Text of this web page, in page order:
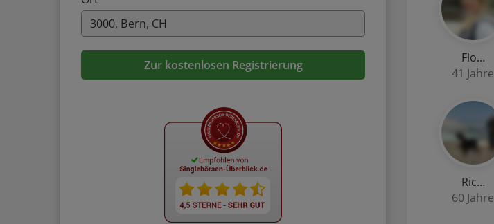
Zur kostenlosen Registrierung
Flo…
41 Jahre
Ric…
60 Jahre